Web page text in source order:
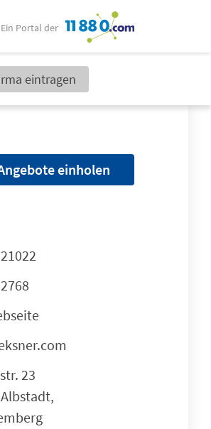
Ein Portal der
eintragen
einholen
23